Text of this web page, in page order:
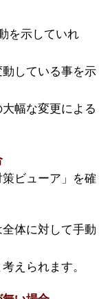
を示していれ
している事を示
幅な変更による
ビューア」を確
体に対して手動
えられます。